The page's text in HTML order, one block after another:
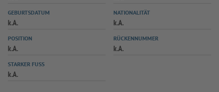
SPIELPLUS
GEBURTSDATUM
k.A.
NATIONALITÄT
k.A.
POSITION
k.A.
RÜCKENNUMMER
k.A.
STARKER FUSS
k.A.